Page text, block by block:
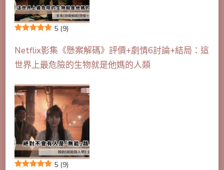
5 (9)
Netflix影集《懸案解碼》評價+劇情6討論+結局：這
世界上最危險的生物就是他媽的人類
5 (9)